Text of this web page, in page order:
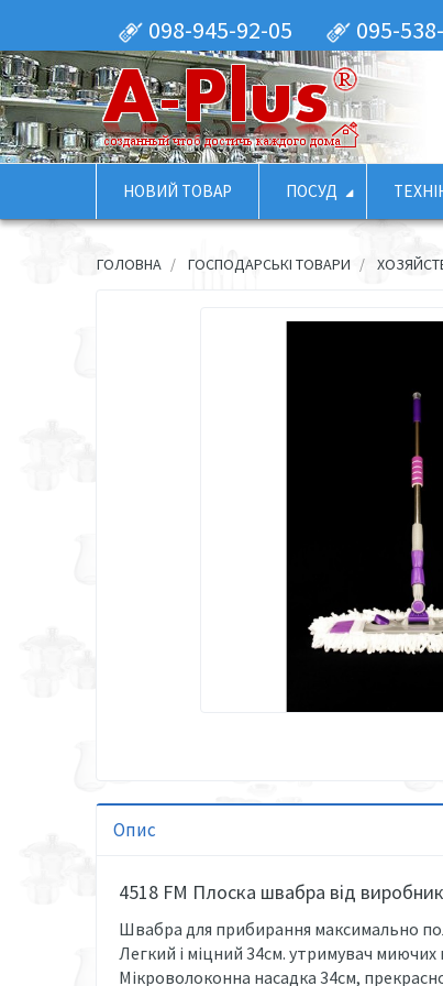
098-945-92-05 095-
НОВИЙ ТОВАР ПОСУД
ГОЛОВНА ГОСПОДАРСЬКІ ТОВАРИ
Опис
4518 FM Плоска швабра від
Швабра для прибирання максимально
Легкий і міцний 34см. утримувач миючих
Мікроволоконна насадка 34см,